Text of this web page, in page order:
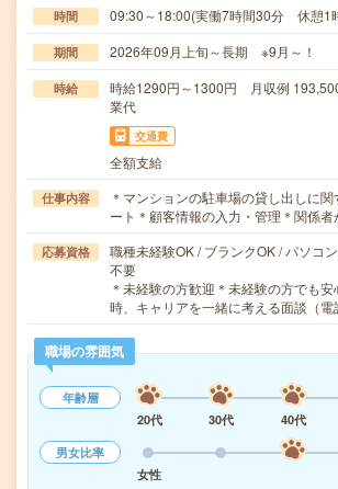
時間 09:30～18:00(実働7時間30分 休憩1
期間 2026年09月上旬～長期 ※9月～！
時給
時給1290円～1300円 月収例
業代
交通費
全額支給
仕事内容
＊マンションの駐車場の貸し出しに
ート＊顧客情報の入力・管理＊関係
応募資格
職種未経験OK / ブランクOK / パソコ
不要
＊未経験の方歓迎＊未経験の方でも
時、キャリアを一緒に考える面談（
職場の雰囲気
年齢層
20代
30代 40代
男女比率
女性